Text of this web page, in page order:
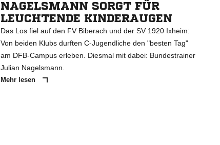
NAGELSMANN SORGT FÜR
LEUCHTENDE KINDERAUGEN
Das Los fiel auf den FV Biberach und der SV 1920 Ixheim:
Von beiden Klubs durften C-Jugendliche den "besten Tag"
am DFB-Campus erleben. Diesmal mit dabei: Bundestrainer
Julian Nagelsmann.
Mehr lesen